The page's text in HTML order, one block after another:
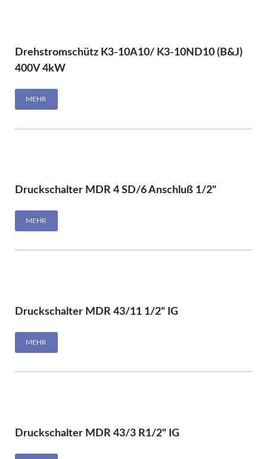
Drehstromschütz K3-10A10/ K3-10ND10 (B&J)
400V 4kW
MEHR
Druckschalter MDR 4 SD/6 Anschluß 1/2"
MEHR
Druckschalter MDR 43/11 1/2" IG
MEHR
Druckschalter MDR 43/3 R1/2" IG